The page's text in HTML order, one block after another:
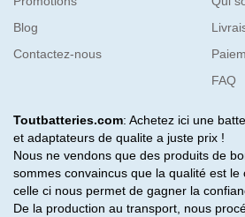
Blog
Contactez-nous
FAQ
Toutbatteries.com: Achetez ici une
et adaptateurs de qualite a juste prix !
Nous ne vendons que des produits de
sommes convaincus que la qualité est le
celle ci nous permet de gagner la
De la production au transport, nous